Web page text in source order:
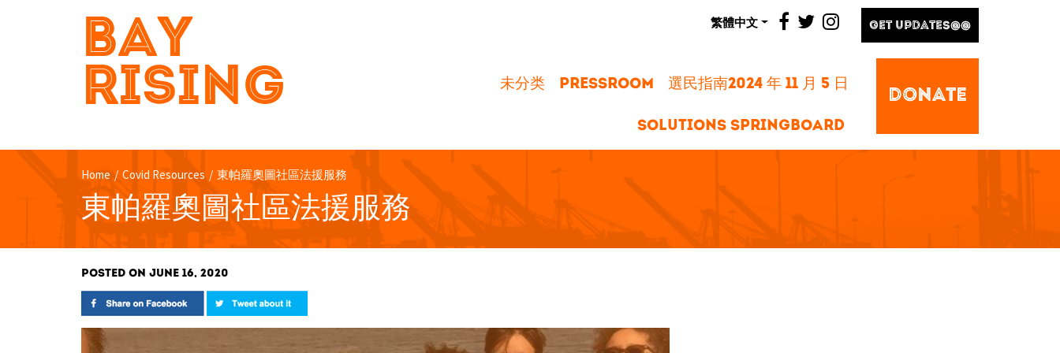
繁體中文 facebook
twitterinstagram
GET UPDATES@@
BAY
RISING
DONATE
未分类 PRESSROOM 選民指南2024 年 11 月 5 日
SOLUTIONS SPRINGBOARD
Home / Covid Resources / 東帕羅奧圖社區法援服務
東帕羅奧圖社區法援服務
POSTED ON JUNE 16, 2020